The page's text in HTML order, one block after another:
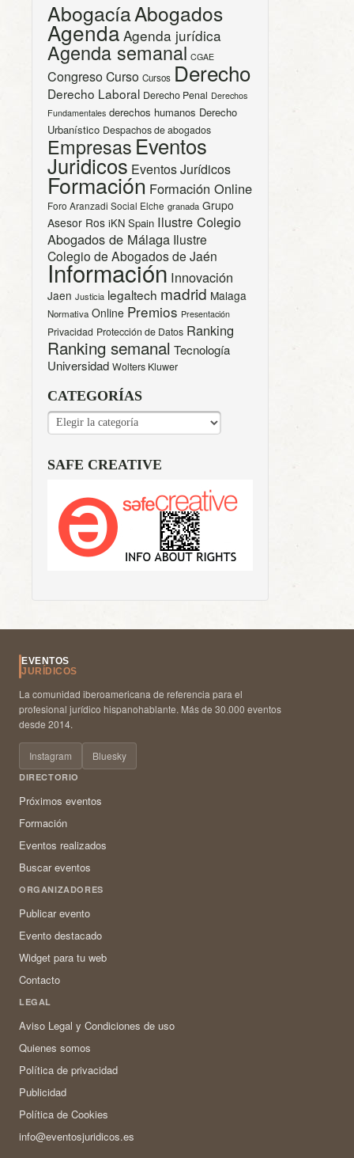
AbogacíaAbogados
Agenda Agenda jurídica
Agenda semanal CGAE
CongresoCurso Cursos Derecho
Derecho Laboral Derecho Penal Derechos
Fundamentales derechos humanos Derecho
Urbanístico Despachos de abogados
Empresas Eventos
Juridicos Eventos Jurídicos
Formación Formación Online
Foro Aranzadi Social Elche granada Grupo
Asesor Ros iKN Spain Ilustre Colegio
Abogados de Málaga Ilustre
Colegio de Abogados de Jaén
Información Innovación
Jaen Justicia legaltech madrid Malaga
Normativa Online Premios Presentación
Privacidad Protección de Datos Ranking
Ranking semanal Tecnología
Universidad Wolters Kluwer
CATEGORÍAS
CATEGORÍAS
SAFE CREATIVE
EVENTOS
JURÍDICOS
La comunidad iberoamericana de referencia para el
profesional jurídico hispanohablante. Más de 30.000 eventos
desde 2014.
Instagram Bluesky
DIRECTORIO
Próximos eventos
Formación
Eventos realizados
Buscar eventos
ORGANIZADORES
Publicar evento
Evento destacado
Widget para tu web
Contacto
LEGAL
Aviso Legal y Condiciones de uso
Quienes somos
Política de privacidad
Publicidad
Política de Cookies
info@eventosjuridicos.es